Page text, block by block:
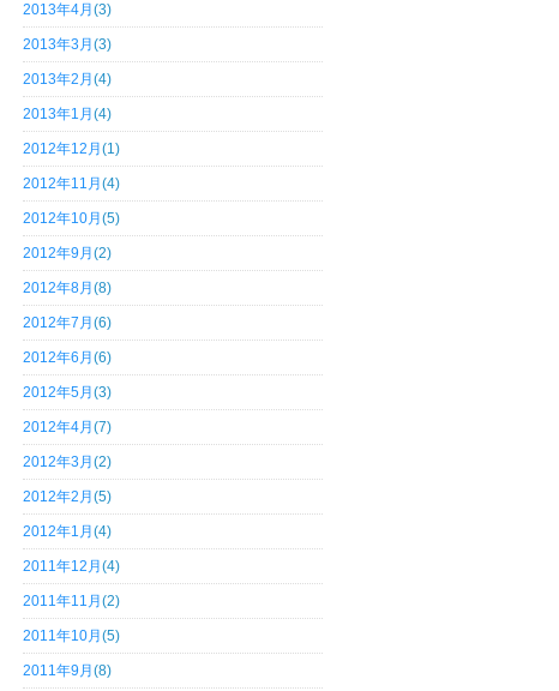
2013年4月 (3)
2013年3月 (3)
2013年2月 (4)
2013年1月 (4)
2012年12月 (1)
2012年11月 (4)
2012年10月 (5)
2012年9月 (2)
2012年8月 (8)
2012年7月 (6)
2012年6月 (6)
2012年5月 (3)
2012年4月 (7)
2012年3月 (2)
2012年2月 (5)
2012年1月 (4)
2011年12月 (4)
2011年11月 (2)
2011年10月 (5)
2011年9月 (8)